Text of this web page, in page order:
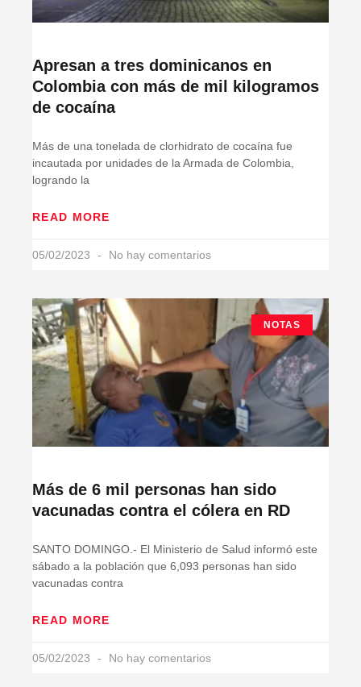
Apresan a tres dominicanos en
Colombia con más de mil kilogramos
de cocaína
Más de una tonelada de clorhidrato de cocaína fue
incautada por unidades de la Armada de Colombia,
logrando la
READ MORE
05/02/2023 No hay comentarios
NOTAS
Más de 6 mil personas han sido
vacunadas contra el cólera en RD
SANTO DOMINGO.- El Ministerio de Salud informó este
sábado a la población que 6,093 personas han sido
vacunadas contra
READ MORE
05/02/2023 No hay comentarios